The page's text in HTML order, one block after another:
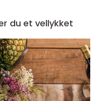
du et vellykket